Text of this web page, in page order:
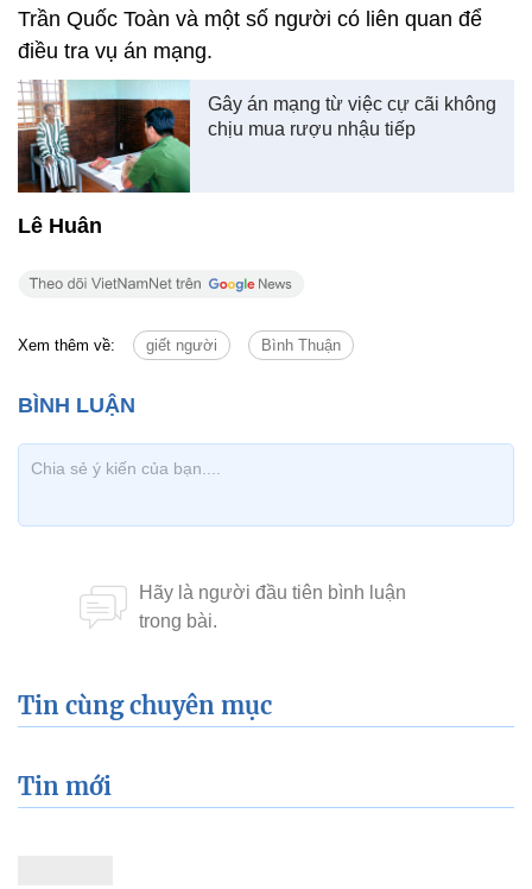
Trần Quốc Toàn và một số người có liên quan để
điều tra vụ án mạng.
Gây án mạng từ việc cự cãi không
chịu mua rượu nhậu tiếp
Lê Huân
Xem thêm về: giết người Bình Thuận
Tin cùng chuyên mục
Tin mới